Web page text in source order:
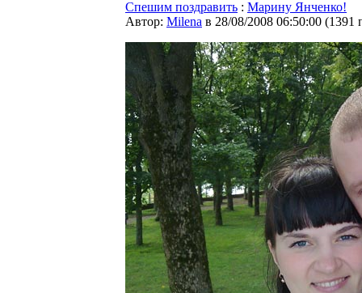
Спешим поздравить : Марину Янченко!
Автор: Milena в 28/08/2008 06:50:00 (1391